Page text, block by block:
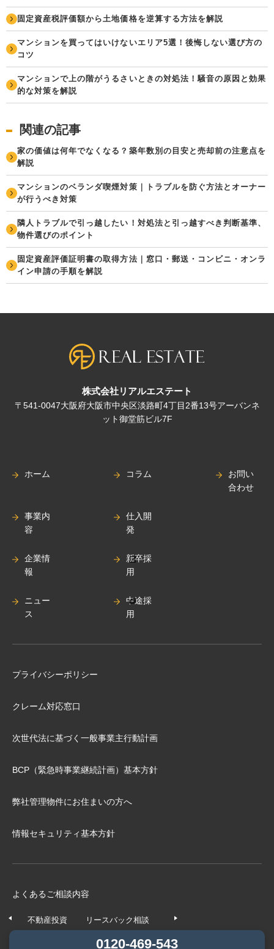
固定資産税評価額から土地価格を逆算する方法を解説
マンションを買ってはいけないエリア5選！後悔しない選び方の
コツ
マンションで上の階がうるさいときの対処法！騒音の原因と効果
的な対策を解説
関連の記事
家の価値は何年でなくなる？築年数別の目安と売却前の注意点を
解説
マンションのベランダ喫煙対策｜トラブルを防ぐ方法とオーナー
が行うべき対策
隣人トラブルで引っ越したい！対処法と引っ越すべき判断基準、
物件選びのポイント
固定資産評価証明書の取得方法｜窓口・郵送・コンビニ・オンラ
イン申請の手順を解説
株式会社リアルエステート
〒541-0047大阪府大阪市中央区淡路町4丁目2番13号アーバンネ
ット御堂筋ビル7F
ホーム
事業内
容
企業情
報
ニュー
ス
コラム
仕入開
発
新卒採
用
中途採
用
お問い
合わせ
プライバシーポリシー
クレーム対応窓口
次世代法に基づく⼀般事業主⾏動計画
BCP（緊急時事業継続計画）基本⽅針
弊社管理物件にお住まいの⽅へ
情報セキュリティ基本方針
よくあるご相談内容
不動産投資 リースバック相談
0120-469-543